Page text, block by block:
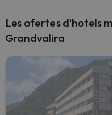
Les ofertes d'hotels
Grandvalira